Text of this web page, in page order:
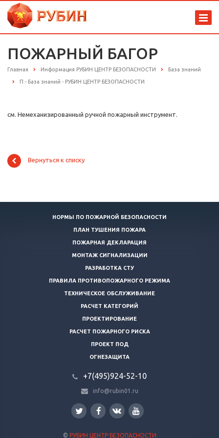
ПОЖАРНЫЙ БАГОР
Главная Информация РУБИН ЦЕНТР БЕЗОПАСНОСТИ База знаний
П - База знаний - РУБИН ЦЕНТР БЕЗОПАСНОСТИ
см. Немеханизированный ручной пожарный инструмент.
Вернуться к списку
НОРМЫ ПО ПОЖАРНОЙ БЕЗОПАСНОСТИ
ПЛАН ТУШЕНИЯ ПОЖАРА
ПОЖАРНАЯ ДЕКЛАРАЦИЯ
МОНТАЖ СИГНАЛИЗАЦИИ
РАЗРАБОТКА СТУ
ПРАВИЛА ПРОТИВОПОЖАРНОГО РЕЖИМА
ТЕХНИЧЕСКОЕ ОБСЛУЖИВАНИЕ
РАСЧЕТ КАТЕГОРИЙ
ПРОЕКТИРОВАНИЕ
РАСЧЕТ ПОЖАРНОГО РИСКА
ПРОЕКТ ПОД
ОГНЕЗАЩИТА
+7(495)924-52-10
info@rubin01.ru
© РУБИН ЦЕНТР БЕЗОПАСНОСТИ